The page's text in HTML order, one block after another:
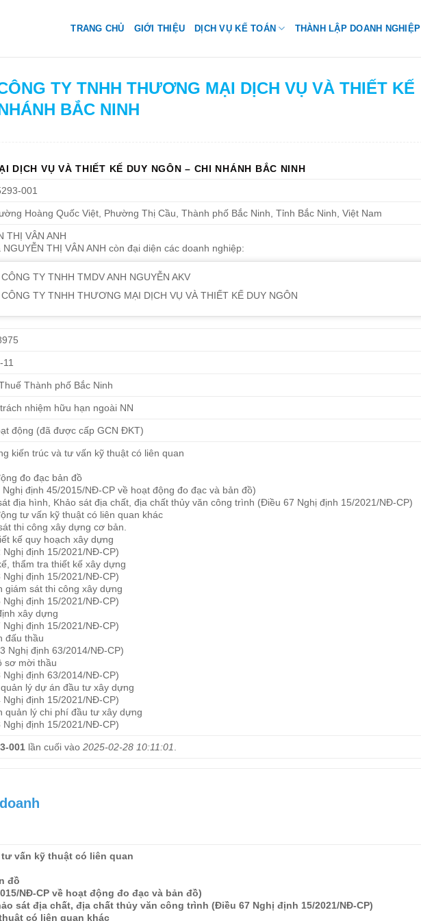
TRANG CHỦ GIỚI THIỆU DỊCH VỤ KẾ TOÁN THÀNH LẬP DOANH NGHIỆP
TY TNHH THƯƠNG MẠI DỊCH VỤ VÀ THIẾT KẾ
BẮC NINH
DỊCH VỤ VÀ THIẾT KẾ DUY NGÔN – CHI NHÁNH BẮC NINH
001
Hoàng Quốc Việt, Phường Thị Cầu, Thành phố Bắc Ninh, Tỉnh Bắc Ninh, Việt Nam
THỊ VÂN ANH
NGUYỄN THỊ VÂN ANH còn đại diện các doanh nghiệp:
CÔNG TY TNHH TMDV ANH NGUYỄN AKV
CÔNG TY TNHH THƯƠNG MẠI DỊCH VỤ VÀ THIẾT KẾ DUY NGÔN
Thành phố Bắc Ninh
nhiệm hữu hạn ngoài NN
động (đã được cấp GCN ĐKT)
kiến trúc và tư vấn kỹ thuật có liên quan
đo đạc bản đồ
Nghị định 45/2015/NĐ-CP về hoạt động đo đạc và bản đồ)
địa hình, Khảo sát địa chất, địa chất thủy văn công trình (Điều 67 Nghị định 15/2021/NĐ-CP)
tư vấn kỹ thuật có liên quan khác
thi công xây dựng cơ bản.
kế quy hoạch xây dựng
Nghị định 15/2021/NĐ-CP)
thẩm tra thiết kế xây dựng
Nghị định 15/2021/NĐ-CP)
giám sát thi công xây dựng
Nghị định 15/2021/NĐ-CP)
xây dựng
Nghị định 15/2021/NĐ-CP)
đấu thầu
Nghị định 63/2014/NĐ-CP)
sơ mời thầu
Nghị định 63/2014/NĐ-CP)
lý dự án đầu tư xây dựng
Nghị định 15/2021/NĐ-CP)
quản lý chi phí đầu tư xây dựng
Nghị định 15/2021/NĐ-CP)
001 lần cuối vào 2025-02-28 10:11:01
vấn kỹ thuật có liên quan
đồ
NĐ-CP về hoạt động đo đạc và bản đồ)
sát địa chất, địa chất thủy văn công trình (Điều 67 Nghị định 15/2021/NĐ-CP)
có liên quan khác